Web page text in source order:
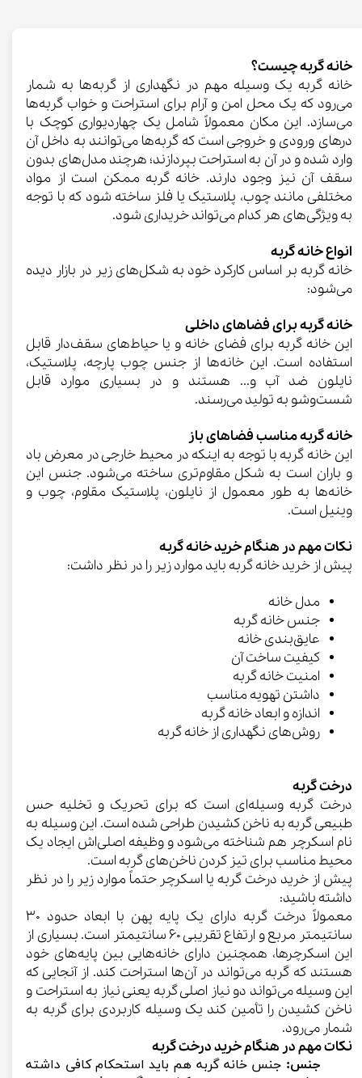
خانه گربه چیست؟
خانه گربه یک وسیله مهم در نگهداری از گربه‌ها به شمار
می‌رود که یک محل امن و آرام برای استراحت و خواب گربه‌ها
می‌سازد. این مکان معمولاً شامل یک چهاردیواری کوچک با
درهای ورودی و خروجی است که گربه‌ها می‌توانند به داخل آن
وارد شده و در آن به استراحت بپردازند؛ هرچند مدل‌های بدون
سقف آن نیز وجود دارند. خانه گربه ممکن است از مواد
مختلفی مانند چوب، پلاستیک یا فلز ساخته شود که با توجه
به ویژگی‌های هر کدام می‌تواند خریداری شود.
انواع خانه گربه
خانه گربه بر اساس کارکرد خود به شکل‌های زیر در بازار دیده
می‌شود:
خانه گربه برای فضاهای داخلی
این خانه گربه برای فضای خانه و یا حیاط‌های سقف‌دار قابل
استفاده است. این خانه‌ها از جنس چوب پارچه، پلاستیک،
نایلون ضد آب و... هستند و در بسیاری موارد قابل
شست‌وشو به تولید می‌رسند.
خانه گربه مناسب فضاهای باز
این خانه گربه با توجه به اینکه در محیط خارجی در معرض باد
و باران است به شکل مقاوم‌تری ساخته می‌شود. جنس این
خانه‌ها به طور معمول از نایلون، پلاستیک مقاوم، چوب و
وینیل است.
نکات مهم در هنگام خرید خانه گربه
پیش از خرید خانه گربه باید موارد زیر را در نظر داشت:
مدل خانه
جنس خانه گربه
عایق‌بندی خانه
کیفیت ساخت آن
امنیت خانه گربه
داشتن تهویه مناسب
اندازه و ابعاد خانه گربه
روش‌های نگهداری از خانه گربه
​​​​​​​درخت گربه
درخت گربه وسیله‌ای است که برای تحریک و تخلیه حس
طبیعی گربه به ناخن کشیدن طراحی شده است. این وسیله به
نام اسکرچر هم شناخته می‌شود و وظیفه اصلی‌اش ایجاد یک
محیط مناسب برای تیز کردن ناخن‌های گربه است.
پیش از خرید درخت گربه یا اسکرچر حتماً موارد زیر را در نظر
داشته باشید:
معمولاً درخت گربه دارای یک پایه پهن با ابعاد حدود ۳۰
سانتیمتر مربع و ارتفاع تقریبی ۶۰ سانتیمتر است. بسیاری از
این اسکرچرها، همچنین دارای خانه‌هایی بین پایه‌های خود
هستند که گربه می‌تواند در آن‌ها استراحت کند. از آنجایی که
این وسیله می‌تواند دو نیاز اصلی گربه یعنی نیاز به استراحت و
ناخن کشیدن را تأمین کند یک وسیله کاربردی برای گربه به
شمار می‌رود.
نکات مهم در هنگام خرید درخت گربه
جنس: جنس خانه گربه هم باید استحکام کافی داشته